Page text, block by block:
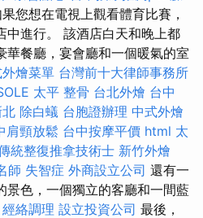
您想在電視上觀看體育比賽，
中進行。 該酒店白天和晚上都
華餐廳，宴會廳和一個暖氣的室
燴菜單 台灣前十大律師事務所
太平 整骨 台北外燴 台中
除白蟻 台胞證辦理 中式外燴
肩頸放鬆 台中按摩平價 html 太
統整復推拿技術士 新竹外燴
師 失智症 外商設立公司 還有一
景色，一個獨立的客廳和一間藍
經絡調理 設立投資公司 最後，